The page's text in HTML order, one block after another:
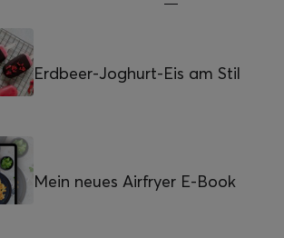
Erdbeer-Joghurt-Eis am Stil
Mein neues Airfryer E-Book